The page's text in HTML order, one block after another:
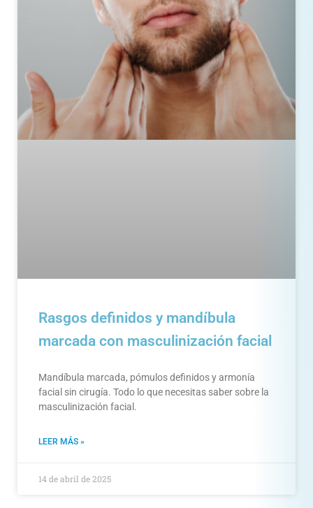
Rasgos definidos y mandíbula
marcada con masculinización facial
Mandíbula marcada, pómulos definidos y armonía
facial sin cirugía. Todo lo que necesitas saber sobre la
masculinización facial.
LEER MÁS »
14 de abril de 2025